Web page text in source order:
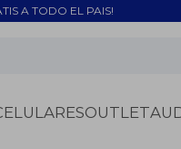
A TODO EL PAIS!
OUTLET